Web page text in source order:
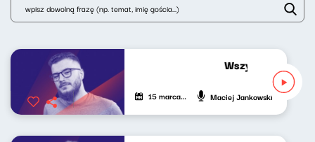
Wszystko gra
15 marca 2022 Maciej Jankowski